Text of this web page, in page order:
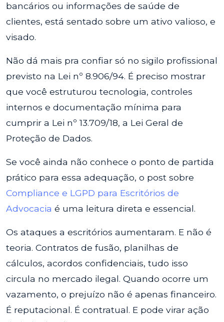
bancários ou informações de saúde de
clientes, está sentado sobre um ativo valioso, e
visado.
Não dá mais pra confiar só no sigilo profissional
previsto na Lei nº 8.906/94. É preciso mostrar
que você estruturou tecnologia, controles
internos e documentação mínima para
cumprir a Lei nº 13.709/18, a Lei Geral de
Proteção de Dados.
Se você ainda não conhece o ponto de partida
prático para essa adequação, o post sobre
Compliance e LGPD para Escritórios de
Advocacia é uma leitura direta e essencial.
Os ataques a escritórios aumentaram. E não é
teoria. Contratos de fusão, planilhas de
cálculos, acordos confidenciais, tudo isso
circula no mercado ilegal. Quando ocorre um
vazamento, o prejuízo não é apenas financeiro.
É reputacional. É contratual. E pode virar ação